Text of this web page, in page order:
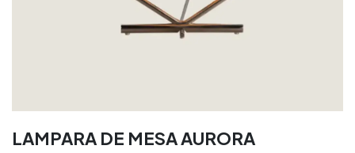
LAMPARA DE MESA AURORA